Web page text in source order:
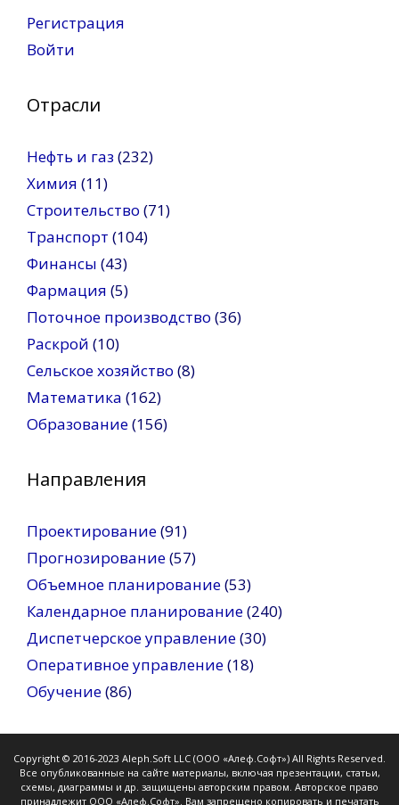
Регистрация
Войти
Отрасли
Нефть и газ (232)
Химия (11)
Строительство (71)
Транспорт (104)
Финансы (43)
Фармация (5)
Поточное производство (36)
Раскрой (10)
Сельское хозяйство (8)
Математика (162)
Образование(156)
Направления
Проектирование(91)
Прогнозирование(57)
Объемное планирование(53)
Календарное планирование(240)
Диспетчерское управление(30)
Оперативное управление(18)
Обучение(86)
Copyright © 2016-2023 Aleph.Soft LLC (ООО «Алеф.Софт») All Rights Reserved.
Все опубликованные на сайте материалы, включая презентации, статьи,
схемы, диаграммы и др. защищены авторским правом. Авторское право
принадлежит ООО «Алеф.Софт». Вам запрещено копировать и печатать